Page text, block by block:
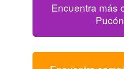
Encuentra más